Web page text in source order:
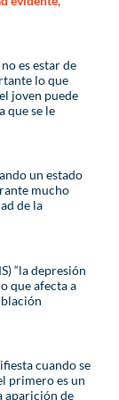
es estar de
lo que
joven puede
que se le
un estado
mucho
de la
“la depresión
que afecta a
cuando se
primero es un
aparición de